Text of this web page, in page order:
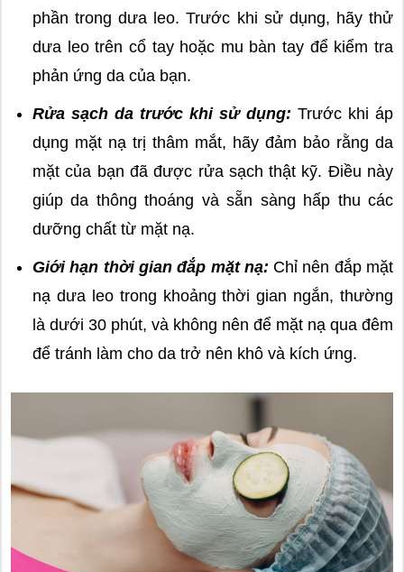
phần trong dưa leo. Trước khi sử dụng, hãy thử
dưa leo trên cổ tay hoặc mu bàn tay để kiểm tra
phản ứng da của bạn.
Rửa sạch da trước khi sử dụng: Trước khi áp
dụng mặt nạ trị thâm mắt, hãy đảm bảo rằng da
mặt của bạn đã được rửa sạch thật kỹ. Điều này
giúp da thông thoáng và sẵn sàng hấp thu các
dưỡng chất từ mặt nạ.
Giới hạn thời gian đắp mặt nạ: Chỉ nên đắp mặt
nạ dưa leo trong khoảng thời gian ngắn, thường
là dưới 30 phút, và không nên để mặt nạ qua đêm
để tránh làm cho da trở nên khô và kích ứng.